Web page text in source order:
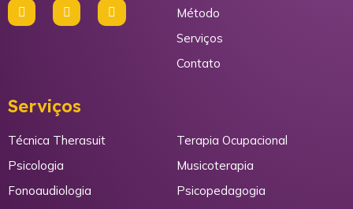
Método
Serviços
Contato
Serviços
Técnica Therasuit
Psicologia
Fonoaudiologia
Terapia Ocupacional
Musicoterapia
Psicopedagogia